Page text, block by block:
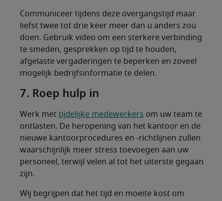
Communiceer tijdens deze overgangstijd maar
liefst twee tot drie keer meer dan u anders zou
doen. Gebruik video om een sterkere verbinding
te smeden, gesprekken op tijd te houden,
afgelaste vergaderingen te beperken en zoveel
mogelijk bedrijfsinformatie te delen.
7. Roep hulp in
Werk met tijdelijke medewerkers om uw team te
ontlasten. De heropening van het kantoor en de
nieuwe kantoorprocedures en -richtlijnen zullen
waarschijnlijk meer stress toevoegen aan uw
personeel, terwijl velen al tot het uiterste gegaan
zijn.
Wij begrijpen dat het tijd en moeite kost om